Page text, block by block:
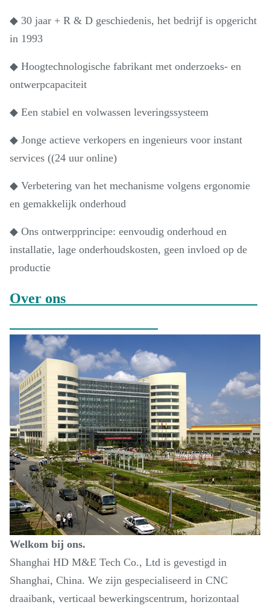
◆ 30 jaar + R & D geschiedenis, het bedrijf is opgericht
in 1993
◆ Hoogtechnologische fabrikant met onderzoeks- en
ontwerpcapaciteit
◆ Een stabiel en volwassen leveringssysteem
◆ Jonge actieve verkopers en ingenieurs voor instant
services ((24 uur online)
◆ Verbetering van het mechanisme volgens ergonomie
en gemakkelijk onderhoud
◆ Ons ontwerpprincipe: eenvoudig onderhoud en
installatie, lage onderhoudskosten, geen invloed op de
productie
Over ons
Welkom bij ons.
Shanghai HD M&E Tech Co., Ltd is gevestigd in
Shanghai, China. We zijn gespecialiseerd in CNC
draaibank, verticaal bewerkingscentrum, horizontaal